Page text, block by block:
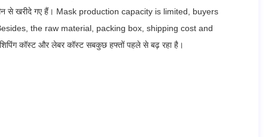
से खरीदे गए हैं। Mask production capacity is limited, buyers
the raw material, packing box, shipping cost and
कॉस्ट और लेबर कॉस्ट सबकुछ हफ्तों पहले से बढ़ रहा है।